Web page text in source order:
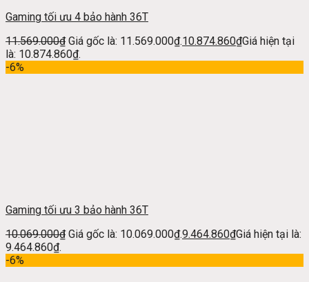
Gaming tối ưu 4 bảo hành 36T
11.569.000₫ Giá gốc là: 11.569.000₫.10.874.860₫Giá hiện tại
là: 10.874.860₫.
-6%
Gaming tối ưu 3 bảo hành 36T
10.069.000₫ Giá gốc là: 10.069.000₫.9.464.860₫Giá hiện tại là:
9.464.860₫.
-6%